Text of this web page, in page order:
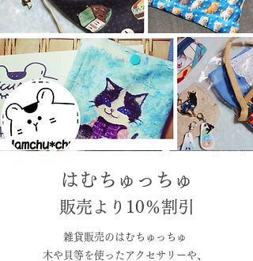
はむちゅっちゅ
販売より10％割引
雑貨販売のはむちゅっちゅ
木や貝等を使ったアクセサリーや、